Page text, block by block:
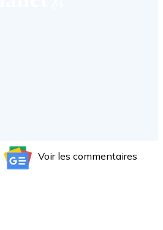
WhatsAppVoir les commentaires